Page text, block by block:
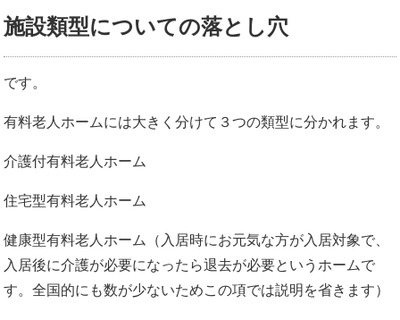
施設類型についての落とし穴
です。
有料老人ホームには大きく分けて３つの類型に分かれます。
介護付有料老人ホーム
住宅型有料老人ホーム
健康型有料老人ホーム（入居時にお元気な方が入居対象で、
入居後に介護が必要になったら退去が必要というホームで
す。全国的にも数が少ないためこの項では説明を省きます）